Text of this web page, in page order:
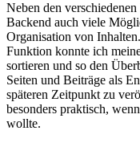
Neben den
Backend auch viele
Organisation von
Funktion konnte ich
sortieren und so den
Seiten und Beiträge als
späteren Zeitpunkt zu
besonders praktisch,
wollte.